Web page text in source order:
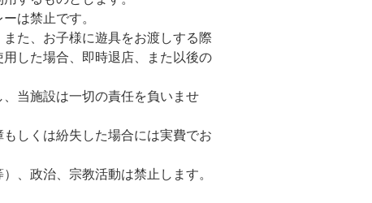
は禁止です。
た、お子様に遊具をお渡しする際
した場合、即時退店、また以後の
当施設は一切の責任を負いませ
しくは紛失した場合には実費でお
、政治、宗教活動は禁止します。